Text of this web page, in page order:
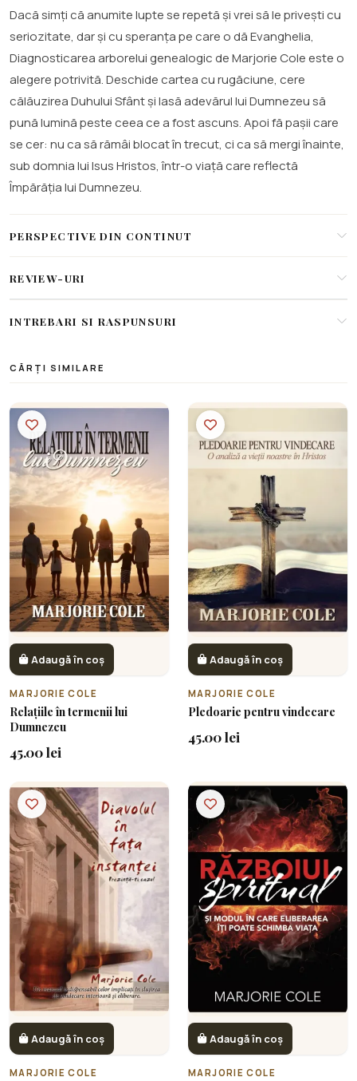
Dacă simți că anumite lupte se repetă și vrei să le privești cu
seriozitate, dar și cu speranța pe care o dă Evanghelia,
Diagnosticarea arborelui genealogic de Marjorie Cole este o
alegere potrivită. Deschide cartea cu rugăciune, cere
călăuzirea Duhului Sfânt și lasă adevărul lui Dumnezeu să
pună lumină peste ceea ce a fost ascuns. Apoi fă pașii care
se cer: nu ca să rămâi blocat în trecut, ci ca să mergi înainte,
sub domnia lui Isus Hristos, într-o viață care reflectă
Împărăția lui Dumnezeu.
PERSPECTIVE DIN CONTINUT
REVIEW-URI
INTREBARI SI RASPUNSURI
CĂRȚI SIMILARE
Adaugă în coș
MARJORIE COLE
Relațiile în termenii lui
Dumnezeu
45.00 lei
Adaugă în coș
MARJORIE COLE
Pledoarie pentru vindecare
45.00 lei
Adaugă în coș
MARJORIE COLE
Adaugă în coș
MARJORIE COLE